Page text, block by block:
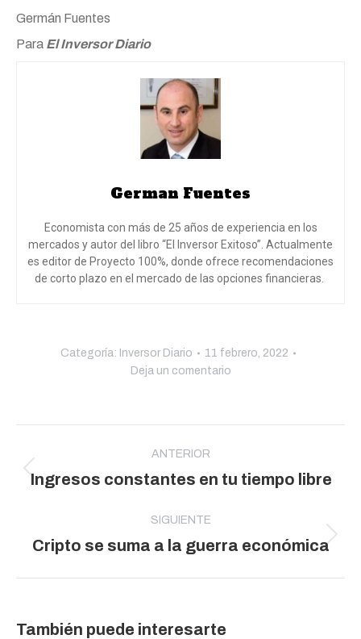
Germán Fuentes
Para El Inversor Diario
German Fuentes
Economista con más de 25 años de experiencia en los
mercados y autor del libro “El Inversor Exitoso”. Actualmente
es editor de Proyecto 100%, donde ofrece recomendaciones
de corto plazo en el mercado de las opciones financieras.
Categoría: Inversor Diario
11 febrero, 2022
Deja un comentario
entre
publicaciones
ANTERIOR
Publicación
Ingresos constantes en tu tiempo libre
SIGUIENTE
Publicación
Cripto se suma a la guerra económica
También puede interesarte